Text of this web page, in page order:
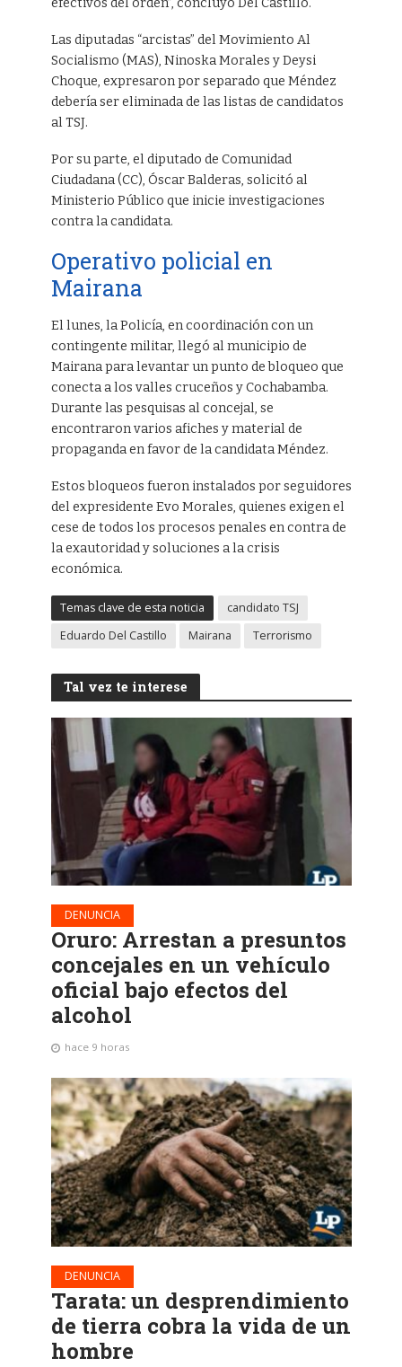
efectivos del orden”, concluyó Del Castillo.
Las diputadas “arcistas” del Movimiento Al
Socialismo (MAS), Ninoska Morales y Deysi
Choque, expresaron por separado que Méndez
debería ser eliminada de las listas de candidatos
al TSJ.
Por su parte, el diputado de Comunidad
Ciudadana (CC), Óscar Balderas, solicitó al
Ministerio Público que inicie investigaciones
contra la candidata.
Operativo policial en
Mairana
El lunes, la Policía, en coordinación con un
contingente militar, llegó al municipio de
Mairana para levantar un punto de bloqueo que
conecta a los valles cruceños y Cochabamba.
Durante las pesquisas al concejal, se
encontraron varios afiches y material de
propaganda en favor de la candidata Méndez.
Estos bloqueos fueron instalados por seguidores
del expresidente Evo Morales, quienes exigen el
cese de todos los procesos penales en contra de
la exautoridad y soluciones a la crisis
económica.
Temas clave de esta noticia
candidato TSJ
Eduardo Del Castillo
Mairana Terrorismo
Tal vez te interese
DENUNCIA
Oruro: Arrestan a presuntos
concejales en un vehículo
oficial bajo efectos del
alcohol
hace 9 horas
DENUNCIA
Tarata: un desprendimiento
de tierra cobra la vida de un
hombre